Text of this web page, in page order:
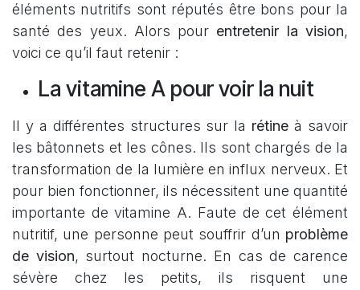
éléments nutritifs sont réputés être bons pour la
santé des yeux. Alors pour entretenir la vision,
voici ce qu’il faut retenir :
La vitamine A pour voir la nuit
Il y a différentes structures sur la rétine à savoir
les bâtonnets et les cônes. Ils sont chargés de la
transformation de la lumière en influx nerveux. Et
pour bien fonctionner, ils nécessitent une quantité
importante de vitamine A. Faute de cet élément
nutritif, une personne peut souffrir d’un problème
de vision, surtout nocturne. En cas de carence
sévère chez les petits, ils risquent une